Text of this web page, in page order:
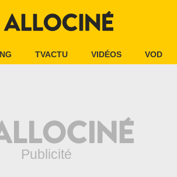
TVACTU VIDÉOS VOD